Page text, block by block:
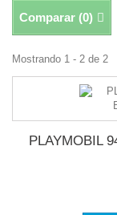
Comparar (0)
Mostrando 1 - 2 de 2
PLAYMOBIL